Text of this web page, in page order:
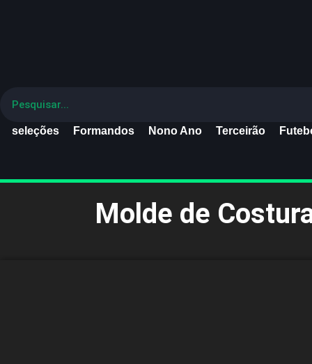
seleções Formandos Nono Ano Terceirão
Molde de